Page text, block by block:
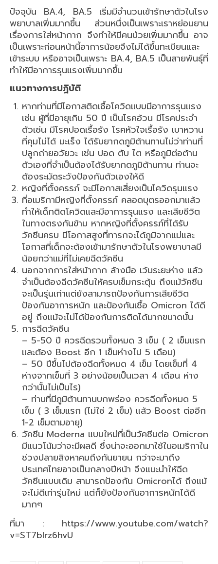
ปัจจุบัน BA.4, BA.5 เริ่มมีจำนวนเข้ารักษาตัวในโรง
พยาบาลเพิ่มมากขึ้น ส่วนหนึ่งเป็นเพราะเราหย่อนยาน
เรื่องการใส่หน้ากาก จึงทำให้มีคนป่วยเพิ่มมากขึ้น อาจ
เป็นเพราะก่อนหน้านี้อาการน้อยจึงไม่ได้ขึ้นทะเบียนและ
เข้าระบบ หรืออาจเป็นเพราะ BA.4, BA.5 เป็นสายพันธุ์ที่
ทำให้มีอาการรุนแรงเพิ่มมากขึ้น
แนวทางการปฏิบัติ
หากท่านที่มีโอกาสติดเชื้อโควิดแบบมีอาการรุนแรง
เช่น ผู้ที่มีอายุเกิน 50 ปี เป็นโรคอ้วน มีโรคประจำ
ตัวเช่น มีโรคปอดเรื้อรัง โรคหัวใจเรื้อรัง เบาหวาน
ที่คุมไม่ได้ มะเร็ง ได้รับยากดภูมิต้านทานไม่ว่าท่านที่
ปลูกถ่ายอวัยวะ เช่น ปอด ตับ ไต หรือภูมิต่อต้าน
ตัวเองที่จำเป็นต้องได้รับยากดภูมิต้านทาน ท่านจะ
ต้องระมัดระวังป้องกันตัวเองให้ดี
หญิงที่ตั้งครรภ์ จะมีโอกาสเสี่ยงเป็นโควิดรุนแรง
ที่อเมริกามีหญิงที่ตั้งครรภ์ คลอดบุตรออกมาแล้ว
ทำให้เด็กติดโควิดและมีอาการรุนแรง และเสียชีวิต
ในทางตรงกันข้าม หากหญิงที่ตั้งครรภ์ที่ได้รับ
วัคซีนครบ มีโอกาสสูงที่ทารกจะได้ภูมิจากแม่และ
โอกาสที่เด็กจะต้องเข้ามารักษาตัวในโรงพยาบาลมี
น้อยกว่าแม่ที่ไม่เคยฉีดวัคซีน
นอกจากการใส่หน้ากาก ล้างมือ เว้นระยะห่าง แล้ว
จำเป็นต้องฉีดวัคซีนให้ครบเข็มกระตุ้น ถึงแม้วัคซีน
จะเป็นรุ่นเก่าแต่ยังสามารถป้องกันการเสียชีวิต
ป้องกันอาการหนัก และป้องกันเชื้อ Omicron ได้ดี
อยู่ ถึงแม้จะไม่ได้ป้องกันการติดได้มากขนาดนั้น
การฉีดวัคซีน
– 5-50 ปี ควรฉีดรวมทั้งหมด 3 เข็ม ( 2 เข็มแรก
และต้อง Boost อีก 1 เข็มห่างไป 5 เดือน)
– 50 ปีขึ้นไปต้องฉีดทั้งหมด 4 เข็ม โดยเข็มที่ 4
ห่างจากเข็มที่ 3 อย่างน้อยเป็นเวลา 4 เดือน ห่าง
กว่านั้นไม่เป็นไร)
– ท่านที่มีภูมิต้านทานบกพร่อง ควรฉีดทั้งหมด 5
เข็ม ( 3 เข็มแรก (ไม่ใช่ 2 เข็ม) แล้ว Boost ต่ออีก
1-2 เข็มตามอายุ)
วัคซีน Moderna แบบใหม่ที่เป็นวัคซีนต่อ Omicron
มีแนวโน้มว่าจะมีผลดี ซึ่งน่าจะออกมาใช้ในอเมริกาใน
ช่วงปลายสิงหาคมถึงกันยายน กว่าจะมาถึง
ประเทศไทยอาจเป็นกลางปีหน้า จึงแนะนำให้ฉีด
วัคซีนแบบเดิม สามารถป้องกัน Omicronได้ ถึงแม้
จะไม่ดีเท่ารุ่นใหม่ แต่ก็ยังป้องกันอาการหนักได้ดี
มากๆ
ที่มา : https://www.youtube.com/watch?
v=ST7blrz6hvU